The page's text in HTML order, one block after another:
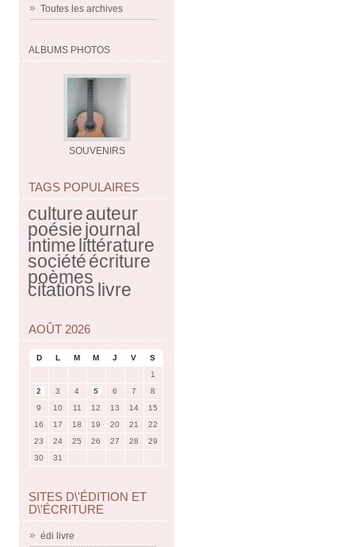
Toutes les archives
ALBUMS PHOTOS
SOUVENIRS
TAGS POPULAIRES
cultureauteur
poésiejournal
intimelittérature
sociétéécriture
poèmes
citationslivre
AOÛT 2026
D L M M J V
S
1
2
3 4 5 6 7
8
9
10 11 12 13 14
15
16
17 18 19 20 21
22
23
24 25 26 27 28
29
30
31
SITES D\'ÉDITION ET
D\'ÉCRITURE
édi livre